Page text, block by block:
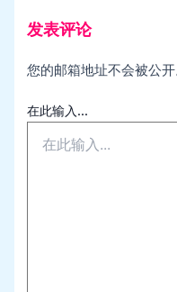
发表评论
您的邮箱地址不会被公开
在此输入...